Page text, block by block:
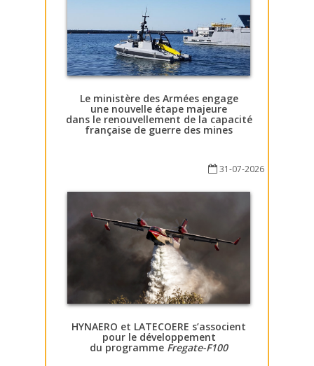
Le ministère des Armées engage
une nouvelle étape majeure
dans le renouvellement de la capacité
française de guerre des mines
31-07-2026
HYNAERO et LATECOERE s’associent
pour le développement
du programme Fregate-F100